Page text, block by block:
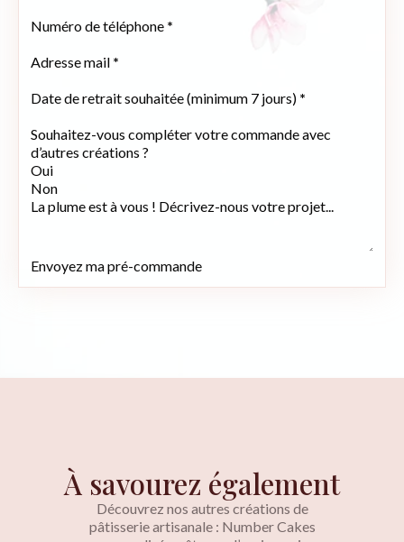
Numéro de téléphone *
Adresse mail *
Date de retrait souhaitée (minimum 7 jours) *
Souhaitez-vous compléter votre commande avec
d’autres créations ?
Oui
Non
La plume est à vous ! Décrivez-nous votre projet...
Envoyez ma pré-commande
À savourez également
Découvrez nos autres créations de
pâtisserie artisanale : Number Cakes